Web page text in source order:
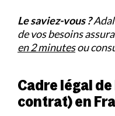
Le saviez-vous ?
de vos besoins
en 2 minutesou
Cadre légal
contrat) en